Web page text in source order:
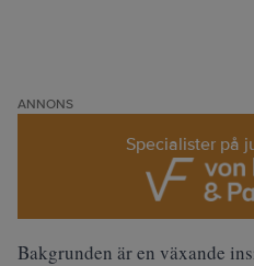
ANNONS
Specialister på
Bakgrunden är en växande